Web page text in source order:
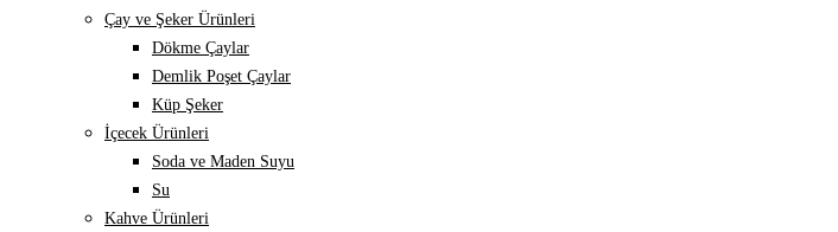
Çay ve Şeker Ürünleri
Dökme Çaylar
Demlik Poşet Çaylar
Küp Şeker
İçecek Ürünleri
Soda ve Maden Suyu
Su
Kahve Ürünleri